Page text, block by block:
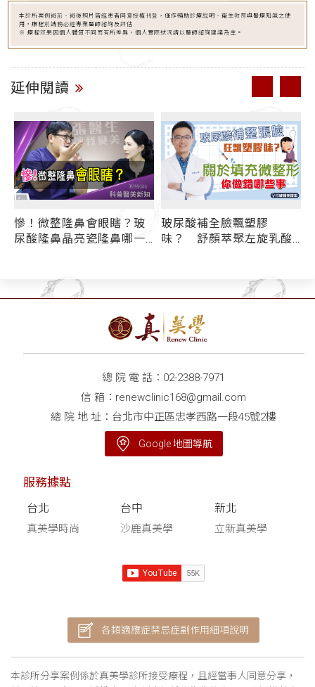
本診所案例術前、術後照片皆經患者同意授權刊登，僅作輔助診療說明、衛生教育與醫療知識之使
用，療程前請務必經專業醫師諮詢及評估
※ 療程效果因個人體質不同而有所差異，個人實際狀況請以醫師諮詢建議為主。
延伸閱讀
慘！微整隆鼻會眼瞎？玻
尿酸隆鼻晶亮瓷隆鼻哪一
玻尿酸補全臉飄塑膠
味？ 舒顏萃聚左旋乳酸
注射適用部位懶人包
總 院 電 話： 02-2388-7971
信 箱： renewclinic168@gmail.com
總 院 地 址：台北市中正區忠孝西路一段45號2樓
Google 地圖導航
服務據點
台北
真美學時尚
台中
沙鹿真美學
新北
立新真美學
各類適應症禁忌症副作用細項說明
本診所分享案例係於真美學診所接受療程，且經當事人同意分享，